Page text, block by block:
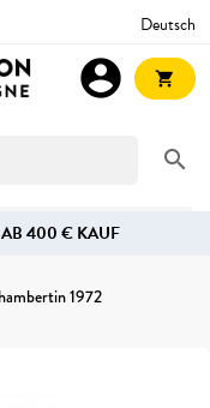
Deutsch
search
account_circle shopping_cart
400 € KAUF
1972